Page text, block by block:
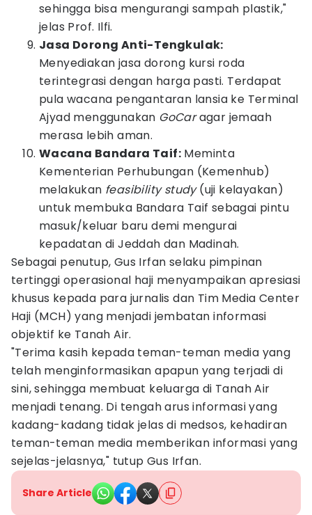
sehingga bisa mengurangi sampah plastik,"
jelas Prof. Ilfi.
Jasa Dorong Anti-Tengkulak:
Menyediakan jasa dorong kursi roda
terintegrasi dengan harga pasti. Terdapat
pula wacana pengantaran lansia ke Terminal
Ajyad menggunakan GoCaragar jemaah
merasa lebih aman.
Wacana Bandara Taif: Meminta
Kementerian Perhubungan (Kemenhub)
melakukan feasibility study(uji kelayakan)
untuk membuka Bandara Taif sebagai pintu
masuk/keluar baru demi mengurai
kepadatan di Jeddah dan Madinah.
Sebagai penutup, Gus Irfan selaku pimpinan
tertinggi operasional haji menyampaikan apresiasi
khusus kepada para jurnalis dan Tim Media Center
Haji (MCH) yang menjadi jembatan informasi
objektif ke Tanah Air.
"Terima kasih kepada teman-teman media yang
telah menginformasikan apapun yang terjadi di
sini, sehingga membuat keluarga di Tanah Air
menjadi tenang. Di tengah arus informasi yang
kadang-kadang tidak jelas di medsos, kehadiran
teman-teman media memberikan informasi yang
sejelas-jelasnya," tutup Gus Irfan.
Share Article